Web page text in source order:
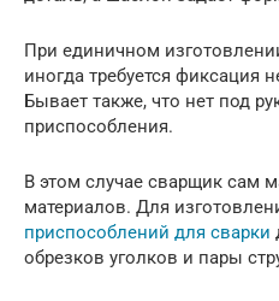
При единичном
иногда требуется фиксация
Бывает также, что нет под
приспособления.
В этом случае сварщик сам
материалов. Для
приспособлений для сварки
обрезков уголков и пары